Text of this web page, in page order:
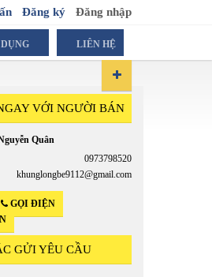
Đăng ký Đăng nhập
LIÊN HỆ
VỚI NGƯỜI BÁN
Quân
0973798520
khunglongbe9112@gmail.com
GỌI ĐIỆN
GỬI YÊU CẦU